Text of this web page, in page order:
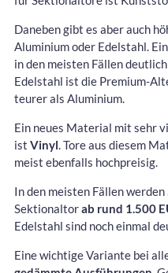
Daneben gibt es aber auch
Aluminium oder Edelstahl.
in den meisten Fällen
Edelstahl ist die Premium-
teurer als Aluminium.
Ein neues Material mit sehr
ist Vinyl. Tore aus diesem
meist ebenfalls hochpreisig.
In den meisten Fällen
Sektionaltorab rund 1.500
Edelstahl sind noch einmal
Eine wichtige Variante bei